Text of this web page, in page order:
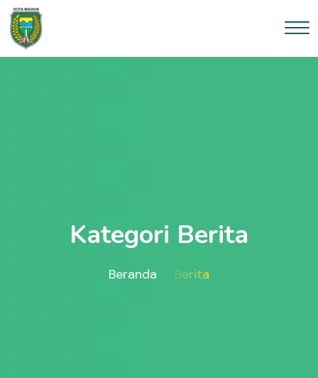
Kategori Berita
Beranda Berita